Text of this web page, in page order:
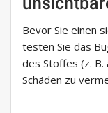
Bevor Sie einen
testen Sie das
des Stoffes (z. B.
Schäden zu